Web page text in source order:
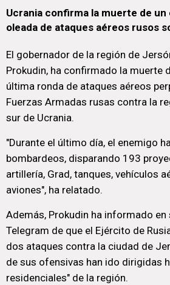
Ucrania confirma la muerte de un
oleada de ataques aéreos rusos
El gobernador de la región de
Prokudin, ha confirmado la muerte
última ronda de ataques aéreos
Fuerzas Armadas rusas contra la
sur de Ucrania.
"Durante el último día, el enemigo
bombardeos, disparando 193
artillería, Grad, tanques, vehículos
aviones", ha relatado.
Además, Prokudin ha informado
Telegram de que el Ejército de
dos ataques contra la ciudad de
de sus ofensivas han ido dirigidas
residenciales" de la región.